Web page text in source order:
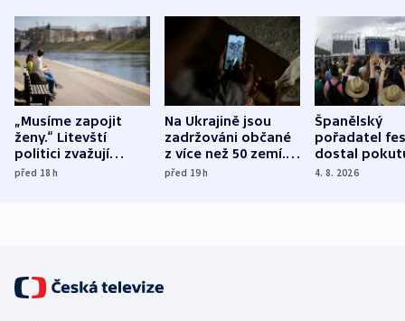
„Musíme zapojit
ženy.“ Litevští
politici zvažují
dohodu o
před 18h
Na Ukrajině jsou
zadržováni občané
z více než 50 zemí.
Bojovali na straně
před 19h
Španělský
pořadatel
dostal
nekalé
4. 8. 2026